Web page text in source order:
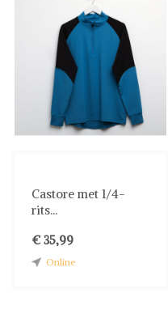
Castore met 1/4-
rits...
€ 35,99
Online